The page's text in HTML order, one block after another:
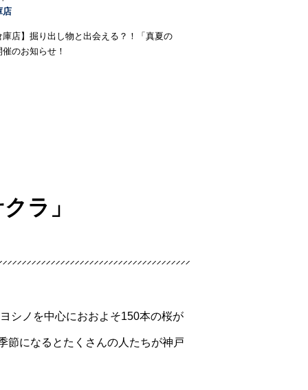
店
庫店】掘り出し物と出会える？！「真夏の
のお知らせ！
ラ」
シノを中心におおよそ150本の桜が
節になるとたくさんの人たちが神戸